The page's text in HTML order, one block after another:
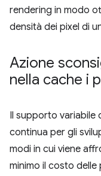
rendering in modo
densità dei pixel di
Azione
nella cache i
Il supporto variabile
continua per gli
modi in cui viene
minimo il costo delle